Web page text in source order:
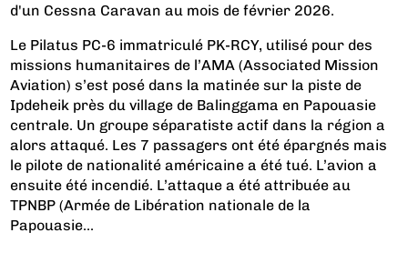
d'un Cessna Caravan au mois de février 2026.
Le Pilatus PC-6 immatriculé PK-RCY, utilisé pour des
missions humanitaires de l’AMA (Associated Mission
Aviation) s’est posé dans la matinée sur la piste de
Ipdeheik près du village de Balinggama en Papouasie
centrale. Un groupe séparatiste actif dans la région a
alors attaqué. Les 7 passagers ont été épargnés mais
le pilote de nationalité américaine a été tué. L’avion a
ensuite été incendié. L’attaque a été attribuée au
TPNBP (Armée de Libération nationale de la
Papouasie...